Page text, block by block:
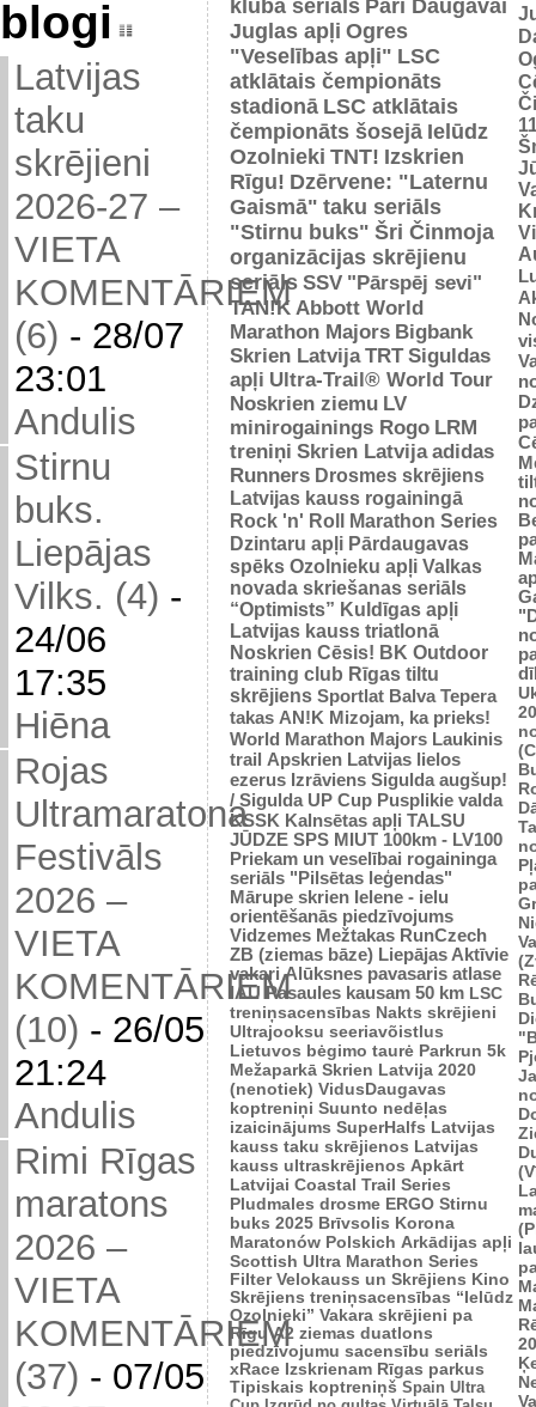
blogi
Latvijas
taku
skrējieni
2026-27 –
VIETA
KOMENTĀRIEM
(6) - 28/07
23:01
Andulis
Stirnu
buks.
Liepājas
Vilks. (4) -
24/06
17:35
Hiēna
Rojas
Ultramaratona
Festivāls
2026 –
VIETA
KOMENTĀRIEM
(10) - 26/05
21:24
Andulis
Rimi Rīgas
maratons
2026 –
VIETA
KOMENTĀRIEM
(37) - 07/05
kluba seriāls Pāri Daugavai
Juglas apļi Ogres
"Veselības apļi" LSC
atklātais čempionāts
stadionā LSC atklātais
čempionāts šosejā Ielūdz
Ozolnieki TNT! Izskrien
Rīgu! Dzērvene: "Laternu
Gaismā" taku seriāls
"Stirnu buks" Šri Činmoja
organizācijas skrējienu
seriāls SSV "Pārspēj sevi"
TAN!K Abbott World
Marathon Majors Bigbank
Skrien Latvija TRT Siguldas
apļi Ultra-Trail® World Tour
Noskrien ziemu LV
minirogainings Rogo LRM
treniņi Skrien Latvija adidas
Runners Drosmes skrējiens
Latvijas kauss rogainingā
Rock 'n' Roll Marathon Series
Dzintaru apļi Pārdaugavas
spēks Ozolnieku apļi Valkas
novada skriešanas seriāls
“Optimists” Kuldīgas apļi
Latvijas kauss triatlonā
Noskrien Cēsis! BK Outdoor
training club Rīgas tiltu
skrējiens Sportlat Balva Tepera
takas AN!K Mizojam, ka prieks!
World Marathon Majors Laukinis
trail Apskrien Latvijas lielos
ezerus Izrāviens Sigulda augšup!
/ Sigulda UP Cup Pusplikie valda
KSSK Kalnsētas apļi TALSU
JŪDZE SPS MIUT 100km - LV100
Priekam un veselībai rogaininga
seriāls "Pilsētas leģendas"
Mārupe skrien Ielene - ielu
orientēšanās piedzīvojums
Vidzemes Mežtakas RunCzech
ZB (ziemas bāze) Liepājas Aktīvie
vakari Alūksnes pavasaris atlase
IAU Pasaules kausam 50 km LSC
treniņsacensības Nakts skrējieni
Ultrajooksu seeriavõistlus
Lietuvos bėgimo taurė Parkrun 5k
Mežaparkā Skrien Latvija 2020
(nenotiek) VidusDaugavas
koptreniņi Suunto nedēļas
izaicinājums SuperHalfs Latvijas
kauss taku skrējienos Latvijas
kauss ultraskrējienos Apkārt
Latvijai Coastal Trail Series
Pludmales drosme ERGO Stirnu
buks 2025 Brīvsolis Korona
Maratonów Polskich Arkādijas apļi
Scottish Ultra Marathon Series
Filter Velokauss un Skrējiens Kino
Skrējiens treniņsacensības “Ielūdz
Ozolnieki” Vakara skrējieni pa
Rīgu A2 ziemas duatlons
piedzīvojumu sacensību seriāls
xRace Izskrienam Rīgas parkus
Tipiskais koptreniņš Spain Ultra